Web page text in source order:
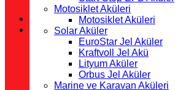
Motosiklet Aküleri
Motosiklet Aküleri
Solar Aküler
EuroStar Jel Aküler
Kraftvoll Jel Akü
Lityum Aküler
Orbus Jel Aküler
Marine ve Karavan Aküleri